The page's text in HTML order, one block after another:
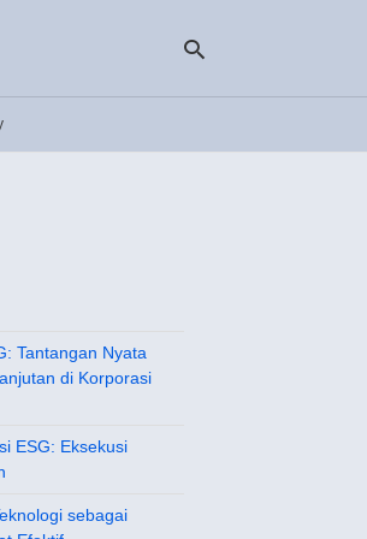
Tantangan Nyata
di Korporasi
ESG: Eksekusi
sebagai